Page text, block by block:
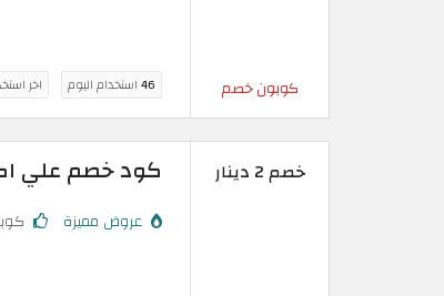
كوبون خصم 46استخدام اليوم اخر
خصم 2 دينار كود خصم علي
عروض مميزة